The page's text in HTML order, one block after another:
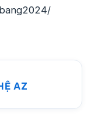
AZ